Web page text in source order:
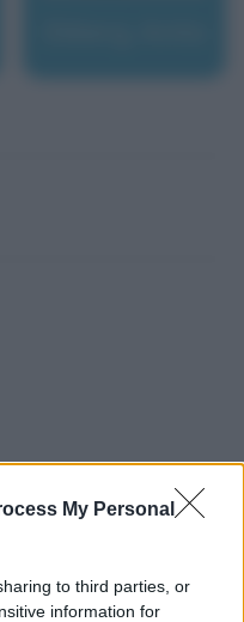
My Personal
to third parties, or
information for